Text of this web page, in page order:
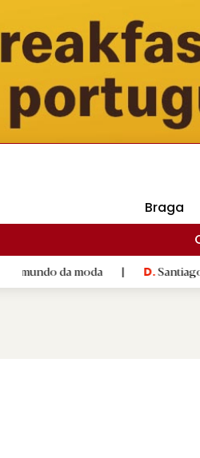
DMtv
Braga
moda | D.Santiago de